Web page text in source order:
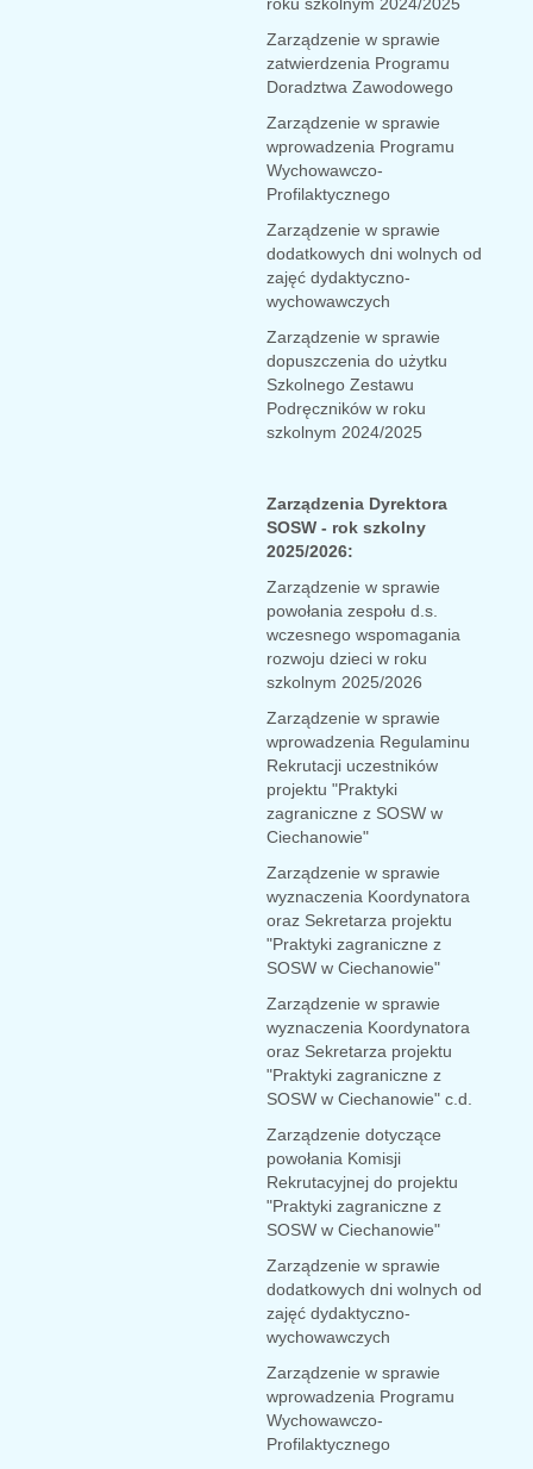
roku szkolnym 2024/2025
Zarządzenie w sprawie
zatwierdzenia Programu
Doradztwa Zawodowego
Zarządzenie w sprawie
wprowadzenia Programu
Wychowawczo-
Profilaktycznego
Zarządzenie w sprawie
dodatkowych dni wolnych od
zajęć dydaktyczno-
wychowawczych
Zarządzenie w sprawie
dopuszczenia do użytku
Szkolnego Zestawu
Podręczników w roku
szkolnym 2024/2025
Zarządzenia Dyrektora
SOSW - rok szkolny
2025/2026:
Zarządzenie w sprawie
powołania zespołu d.s.
wczesnego wspomagania
rozwoju dzieci w roku
szkolnym 2025/2026
Zarządzenie w sprawie
wprowadzenia Regulaminu
Rekrutacji uczestników
projektu "Praktyki
zagraniczne z SOSW w
Ciechanowie"
Zarządzenie w sprawie
wyznaczenia Koordynatora
oraz Sekretarza projektu
"Praktyki zagraniczne z
SOSW w Ciechanowie"
Zarządzenie w sprawie
wyznaczenia Koordynatora
oraz Sekretarza projektu
"Praktyki zagraniczne z
SOSW w Ciechanowie" c.d.
Zarządzenie dotyczące
powołania Komisji
Rekrutacyjnej do projektu
"Praktyki zagraniczne z
SOSW w Ciechanowie"
Zarządzenie w sprawie
dodatkowych dni wolnych od
zajęć dydaktyczno-
wychowawczych
Zarządzenie w sprawie
wprowadzenia Programu
Wychowawczo-
Profilaktycznego